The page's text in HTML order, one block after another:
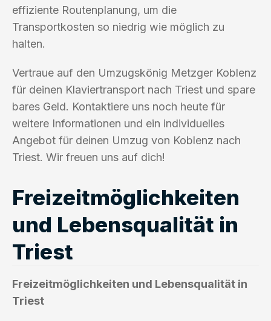
effiziente Routenplanung, um die
Transportkosten so niedrig wie möglich zu
halten.
Vertraue auf den Umzugskönig Metzger Koblenz
für deinen Klaviertransport nach Triest und spare
bares Geld. Kontaktiere uns noch heute für
weitere Informationen und ein individuelles
Angebot für deinen Umzug von Koblenz nach
Triest. Wir freuen uns auf dich!
Freizeitmöglichkeiten
und Lebensqualität in
Triest
Freizeitmöglichkeiten und Lebensqualität in
Triest